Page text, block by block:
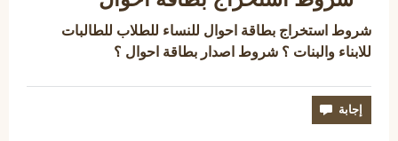
شروط استخراج بطاقة احوال للنساء للطلاب للطالبات
للابناء والبنات ؟ شروط اصدار بطاقة احوال ؟